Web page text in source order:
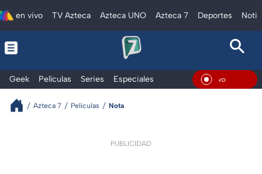
en vivo TV Azteca Azteca UNO Azteca 7 Deportes
Geek Películas Series Especiales En
Azteca 7 Películas Nota
PUBLICIDAD